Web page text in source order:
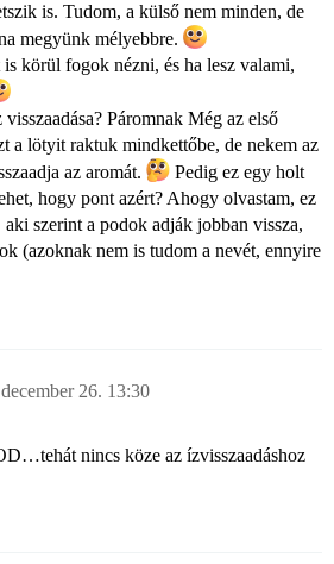
is. Tudom, a külső nem minden, de
megyünk mélyebbre.
körül fogok nézni, és ha lesz valami,
Páromnak Még az első
a lötyit raktuk mindkettőbe, de nekem az
az aromát.
Pedig ez egy holt
hogy pont azért? Ahogy olvastam, ez
szerint a podok adják jobban vissza,
(azoknak nem is tudom a nevét, ennyire
26. 13:30
nincs köze az ízvisszaadáshoz